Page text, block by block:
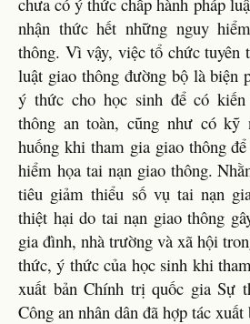
nhận thức hết những nguy
thông. Vì vậy, việc tổ chức tuyên
luật giao thông đường bộ là biện
ý thức cho học sinh để có
thông an toàn, cũng như có
huống khi tham gia giao thông
hiểm họa tai nạn giao thông.
tiêu giảm thiểu số vụ tai nạn
thiệt hại do tai nạn giao thông
gia đình, nhà trường và xã hội
thức, ý thức của học sinh khi
xuất bản Chính trị quốc gia Sự
Công an nhân dân đã hợp tác xuất